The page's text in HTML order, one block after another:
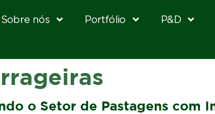
Sobre nós Portfólio P&D
o Setor de Pastagens com